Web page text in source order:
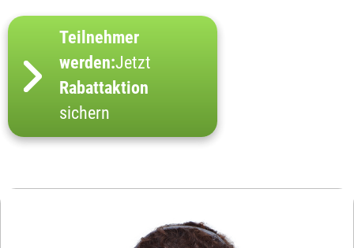
Teilnehmer
werden:Jetzt
Rabattaktion
sichern